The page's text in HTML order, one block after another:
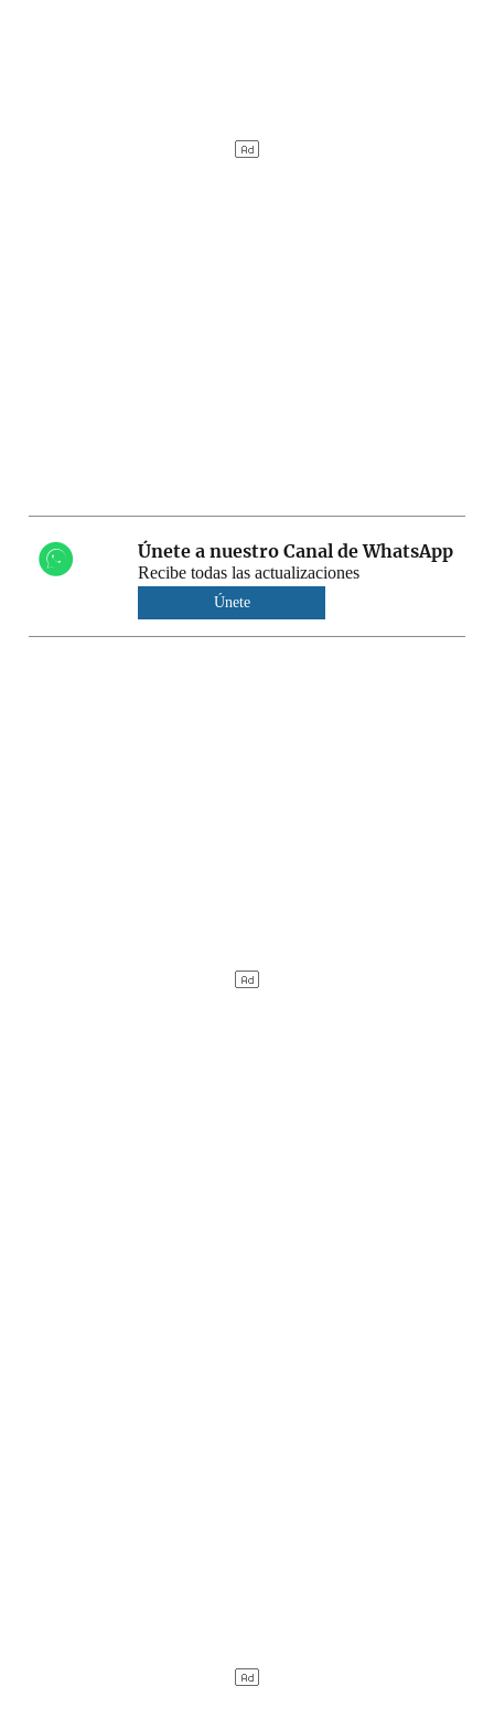
Únete a nuestro Canal de WhatsApp
Recibe todas las actualizaciones
Únete